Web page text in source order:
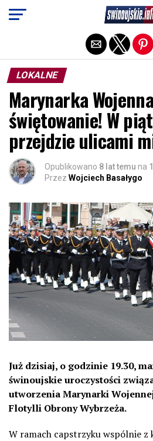
LOKALNE
Marynarka
świętowanie! W
przejdzie ulicami
Opublikowano 8 lat temu na
Przez Wojciech Basałygo
Już dzisiaj, o godzinie 19.30,
świnoujskie uroczystości
utworzenia Marynarki
Flotylli Obrony Wybrzeża.
W ramach capstrzyku wspólnie z
Exit mobile